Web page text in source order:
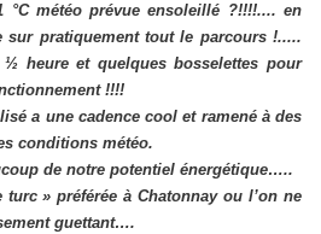
°C météo prévue ensoleillé ?!!!!.... en
sur pratiquement tout le parcours !.....
heure et quelques bosselettes pour
!!!!
a une cadence cool et ramené à des
conditions météo.
de notre potentiel énergétique…..
» préférée à Chatonnay ou l’on ne
guettant….